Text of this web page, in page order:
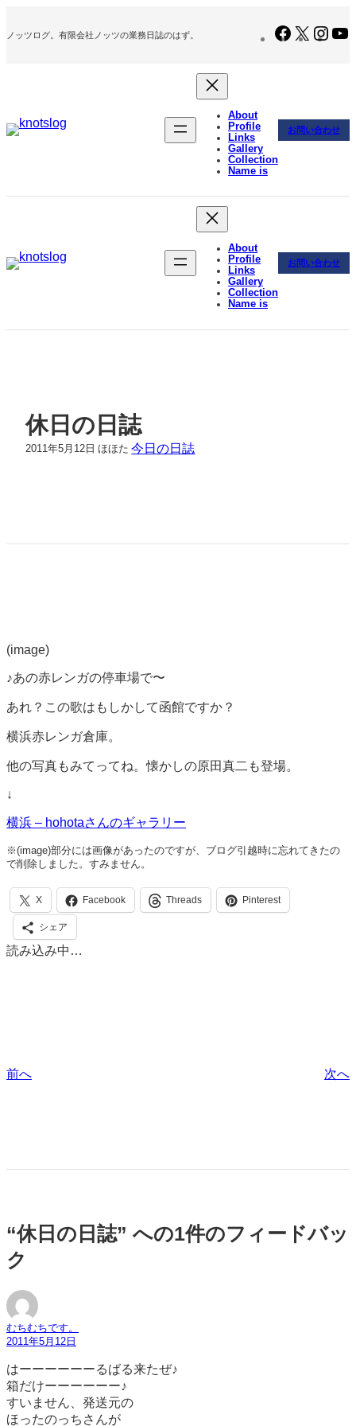
容
ノッツログ。有限会社ノッツの業務日誌のはず。 Facebook
X
About
Profile
Links
Gallery
Collection
Name is
お問い合わせ
About
Profile
Links
Gallery
Collection
Name is
お問い合わせ
休日の日誌
2011年5月12日 ほほた 今日の日誌
(image)
♪あの赤レンガの停車場で〜
あれ？この歌はもしかして函館ですか？
横浜赤レンガ倉庫。
他の写真もみてってね。懐かしの原田真二も登場。
↓
横浜 – hohotaさんのギャラリー
※(image)部分には画像があったのですが、ブログ引越時に忘れてきたの
で削除しました。すみません。
X Facebook Threads Pinterest
シェア
読み込み中…
前へ 次へ
“休日の日誌” への1件のフィードバッ
ク
むちむちです。
2011年5月12日
はーーーーーーるばる来たぜ♪
箱だけーーーーーー♪
すいません、発送元の
ほったのっちさんが